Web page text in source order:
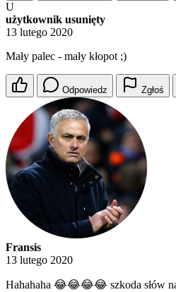
U
użytkownik usunięty
13 lutego 2020
Mały palec - mały kłopot ;)
Odpowiedz Zgłoś
Fransis
13 lutego 2020
Hahahaha 😂😂😂😂 szkoda słów